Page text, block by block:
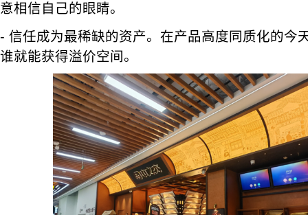
意相信自己的眼睛。
- 信任成为最稀缺的资产。在产品高度同质化的今
谁就能获得溢价空间。